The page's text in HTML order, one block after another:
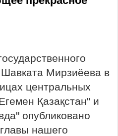
Мирзиёева в
центральных
Қазақстан" и
опубликовано
нашего